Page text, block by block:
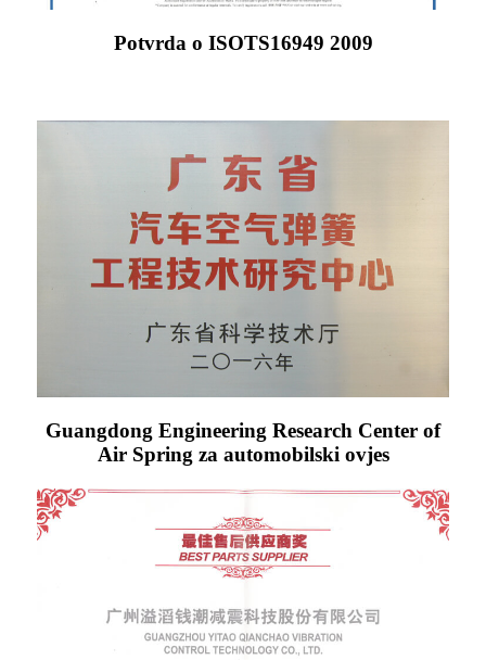
Potvrda o ISOTS16949 2009
Guangdong Engineering Research Center of
Air Spring za automobilski ovjes